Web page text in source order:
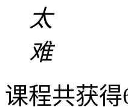
太
难
课程共获